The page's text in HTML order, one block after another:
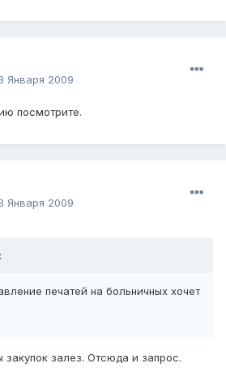
Января 2009
посмотрите.
Января 2009
печатей на больничных хочет
залез. Отсюда и запрос.